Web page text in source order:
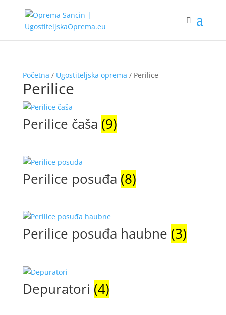
Početna / Ugostiteljska oprema / Perilice
Perilice
Perilice čaša (9)
Perilice posuđa (8)
Perilice posuđa haubne (3)
Depuratori (4)